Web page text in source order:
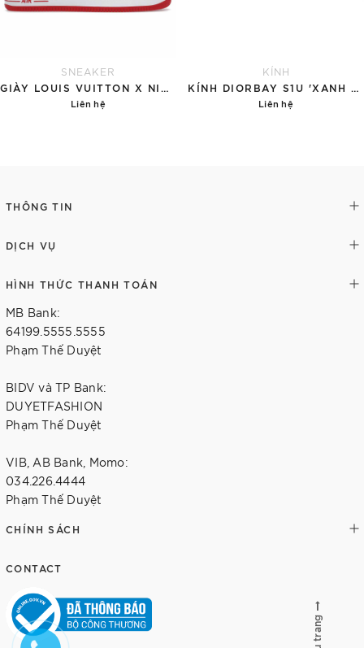
SNEAKER
GIÀY LOUIS VUITTON X NIKE AIR FORCE 1 RED
Liên hệ
KÍNH
KÍNH DIORBAY S1U 'XANH NGỌC'
Liên hệ
THÔNG TIN
DỊCH VỤ
HÌNH THỨC THANH TOÁN
MB Bank:
64199.5555.5555
Phạm Thế Duyệt
BIDV và TP Bank:
DUYETFASHION
Phạm Thế Duyệt
VIB, AB Bank, Momo:
034.226.4444
Phạm Thế Duyệt
CHÍNH SÁCH
CONTACT